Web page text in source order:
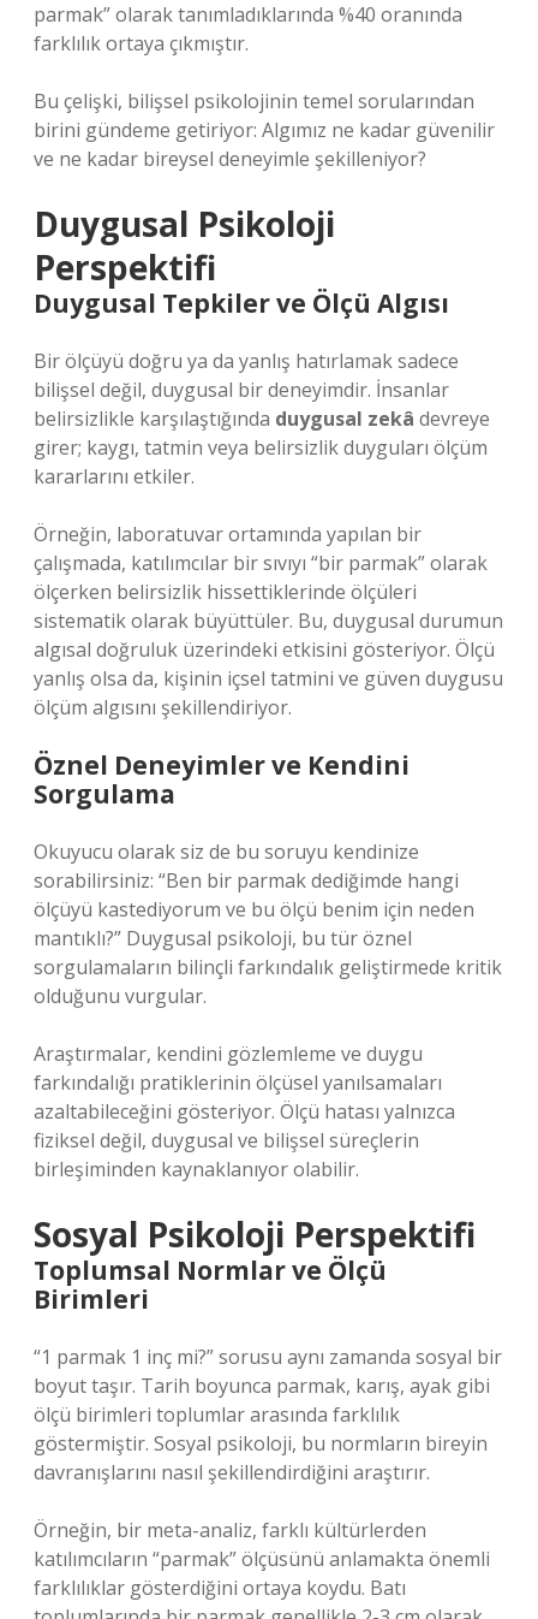
parmak” olarak tanımladıklarında %40 oranında
farklılık ortaya çıkmıştır.
Bu çelişki, bilişsel psikolojinin temel sorularından
birini gündeme getiriyor: Algımız ne kadar güvenilir
ve ne kadar bireysel deneyimle şekilleniyor?
Duygusal Psikoloji
Perspektifi
Duygusal Tepkiler ve Ölçü Algısı
Bir ölçüyü doğru ya da yanlış hatırlamak sadece
bilişsel değil, duygusal bir deneyimdir. İnsanlar
belirsizlikle karşılaştığında duygusal zekâ devreye
girer; kaygı, tatmin veya belirsizlik duyguları ölçüm
kararlarını etkiler.
Örneğin, laboratuvar ortamında yapılan bir
çalışmada, katılımcılar bir sıvıyı “bir parmak” olarak
ölçerken belirsizlik hissettiklerinde ölçüleri
sistematik olarak büyüttüler. Bu, duygusal durumun
algısal doğruluk üzerindeki etkisini gösteriyor. Ölçü
yanlış olsa da, kişinin içsel tatmini ve güven duygusu
ölçüm algısını şekillendiriyor.
Öznel Deneyimler ve Kendini
Sorgulama
Okuyucu olarak siz de bu soruyu kendinize
sorabilirsiniz: “Ben bir parmak dediğimde hangi
ölçüyü kastediyorum ve bu ölçü benim için neden
mantıklı?” Duygusal psikoloji, bu tür öznel
sorgulamaların bilinçli farkındalık geliştirmede kritik
olduğunu vurgular.
Araştırmalar, kendini gözlemleme ve duygu
farkındalığı pratiklerinin ölçüsel yanılsamaları
azaltabileceğini gösteriyor. Ölçü hatası yalnızca
fiziksel değil, duygusal ve bilişsel süreçlerin
birleşiminden kaynaklanıyor olabilir.
Sosyal Psikoloji Perspektifi
Toplumsal Normlar ve Ölçü
Birimleri
“1 parmak 1 inç mi?” sorusu aynı zamanda sosyal bir
boyut taşır. Tarih boyunca parmak, karış, ayak gibi
ölçü birimleri toplumlar arasında farklılık
göstermiştir. Sosyal psikoloji, bu normların bireyin
davranışlarını nasıl şekillendirdiğini araştırır.
Örneğin, bir meta-analiz, farklı kültürlerden
katılımcıların “parmak” ölçüsünü anlamakta önemli
farklılıklar gösterdiğini ortaya koydu. Batı